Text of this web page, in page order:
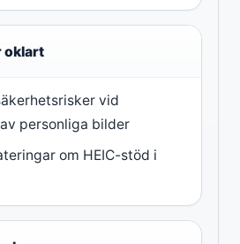
oklart
vid
personliga bilder
om HEIC-stöd i